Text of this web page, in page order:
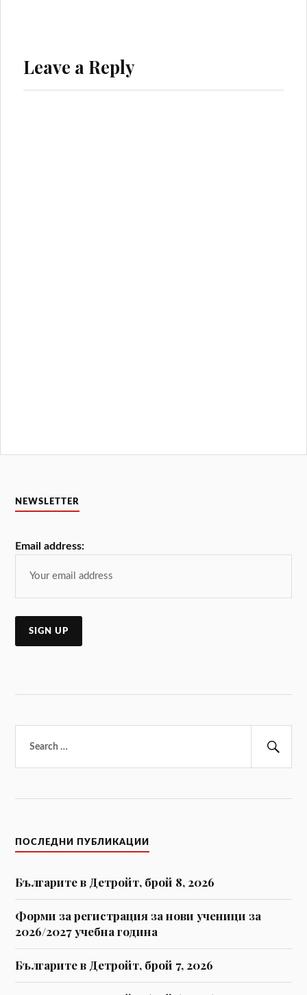
Leave a Reply
NEWSLETTER
Email address:
ПОСЛЕДНИ ПУБЛИКАЦИИ
Българите в Детройт, брой 8, 2026
Форми за регистрaция за нови ученици за
2026/2027 учебна година
Българите в Детройт, брой 7, 2026